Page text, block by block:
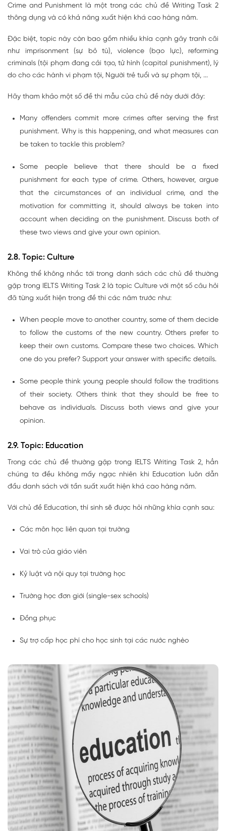
Crime and Punishment là một trong các chủ đề Writing Task 2
thông dụng và có khả năng xuất hiện khá cao hàng năm.
Đặc biệt, topic này còn bao gồm nhiều khía cạnh gây tranh cãi
như imprisonment (sự bỏ tù), violence (bạo lực), reforming
criminals (tội phạm đang cải tạo, tử hình (capital punishment), lý
do cho các hành vi phạm tội, Người trẻ tuổi và sự phạm tội, ...
Hãy tham khảo một số đề thi mẫu của chủ đề này dưới đây:
Many offenders commit more crimes after serving the first
punishment. Why is this happening, and what measures can
be taken to tackle this problem?
Some people believe that there should be a fixed
punishment for each type of crime. Others, however, argue
that the circumstances of an individual crime, and the
motivation for committing it, should always be taken into
account when deciding on the punishment. Discuss both of
these two views and give your own opinion.
2.8. Topic: Culture
Không thể không nhắc tới trong danh sách các chủ đề thường
gặp trong IELTS Writing Task 2 là topic Culture với một số câu hỏi
đã từng xuất hiện trong đề thi các năm trước như:
When people move to another country, some of them decide
to follow the customs of the new country. Others prefer to
keep their own customs. Compare these two choices. Which
one do you prefer? Support your answer with specific details.
Some people think young people should follow the traditions
of their society. Others think that they should be free to
behave as individuals. Discuss both views and give your
opinion.
2.9. Topic: Education
Trong các chủ đề thường gặp trong IELTS Writing Task 2, hẳn
chúng ta đều không mấy ngạc nhiên khi Education luôn dẫn
đầu danh sách với tần suất xuất hiện khá cao hàng năm.
Với chủ đề Education, thí sinh sẽ được hỏi những khía cạnh sau:
Các môn học liên quan tại trường
Vai trò của giáo viên
Kỷ luật và nội quy tại trường học
Trường học đơn giới (single-sex schools)
Đồng phục
Sự trợ cấp học phí cho học sinh tại các nước nghèo